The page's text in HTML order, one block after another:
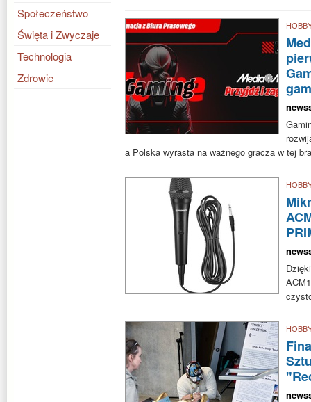
Społeczeństwo
Święta i Zwyczaje
Technologia
Zdrowie
a Polska wyrasta na ważnego gracza w tej